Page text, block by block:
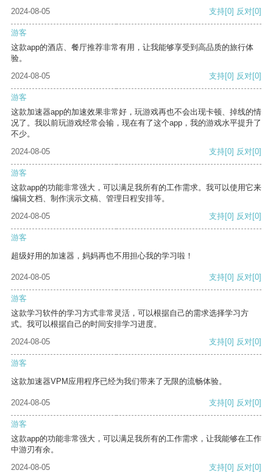
2024-08-05 支持[0] 反对[0]
游客
这款app的酒店、餐厅推荐非常有用，让我能够享受到高品质的旅行体
验。
2024-08-05
支持[0] 反对[0]
游客
这款加速器app的加速效果非常好，玩游戏再也不会出现卡顿、掉线的情
况了。我以前玩游戏经常会输，现在有了这个app，我的游戏水平提升了
不少。
2024-08-05
支持[0] 反对[0]
游客
这款app的功能非常强大，可以满足我所有的工作需求。我可以使用它来
编辑文档、制作演示文稿、管理日程安排等。
2024-08-05
支持[0] 反对[0]
游客
超级好用的加速器，妈妈再也不用担心我的学习啦！
2024-08-05 支持[0] 反对[0]
游客
这款学习软件的学习方式非常灵活，可以根据自己的需求选择学习方
式。我可以根据自己的时间安排学习进度。
2024-08-05
支持[0] 反对[0]
游客
这款加速器VPM应用程序已经为我们带来了无限的流畅体验。
2024-08-05 支持[0] 反对[0]
游客
这款app的功能非常强大，可以满足我所有的工作需求，让我能够在工作
中游刃有余。
2024-08-05
支持[0] 反对[0]